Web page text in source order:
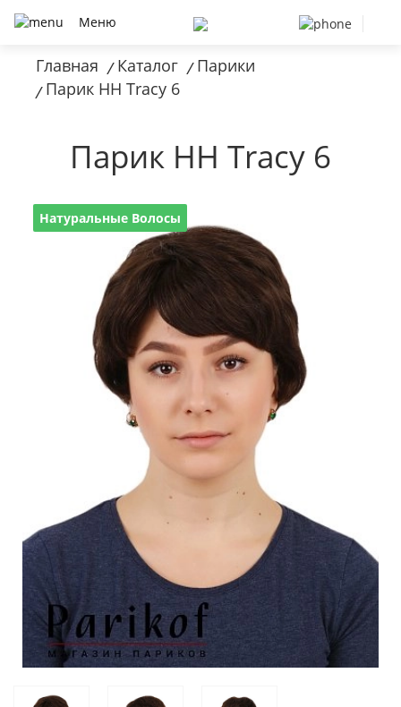
Меню
Главная / Каталог / Парики
/ Парик HH Tracy 6
Парик HH Tracy 6
Натуральные Волосы